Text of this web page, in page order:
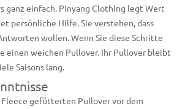
ganz einfach. Pinyang Clothing legt Wert
persönliche Hilfe. Sie verstehen, dass
wollen. Wenn Sie diese Schritte
einen weichen Pullover. Ihr Pullover bleibt
Saisons lang.
gefütterten Pullover vor dem